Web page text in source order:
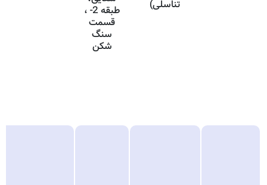
تناسلی)
طبقه 2- ،
قسمت
سنگ
شکن